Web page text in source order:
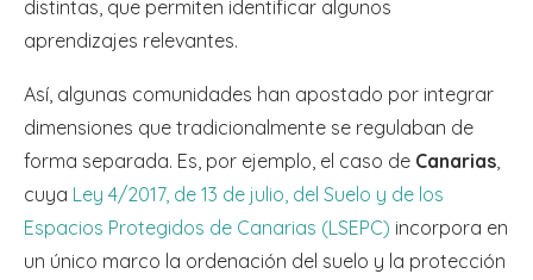
distintas, que permiten identificar algunos
aprendizajes relevantes.
Así, algunas comunidades han apostado por integrar
dimensiones que tradicionalmente se regulaban de
forma separada. Es, por ejemplo, el caso de Canarias
cuya Ley 4/2017, de 13 de julio, del Suelo y de los
Espacios Protegidos de Canarias (LSEPC) incorpora en
un único marco la ordenación del suelo y la protección